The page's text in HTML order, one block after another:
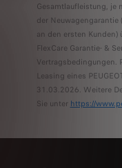
Gesamtlaufleistung, je
der Neuwagengarantie
an den ersten Kunden)
FlexCare Garantie- &
Vertragsbedingungen.
Leasing eines
31.03.2026. Weitere
Sie unter https://